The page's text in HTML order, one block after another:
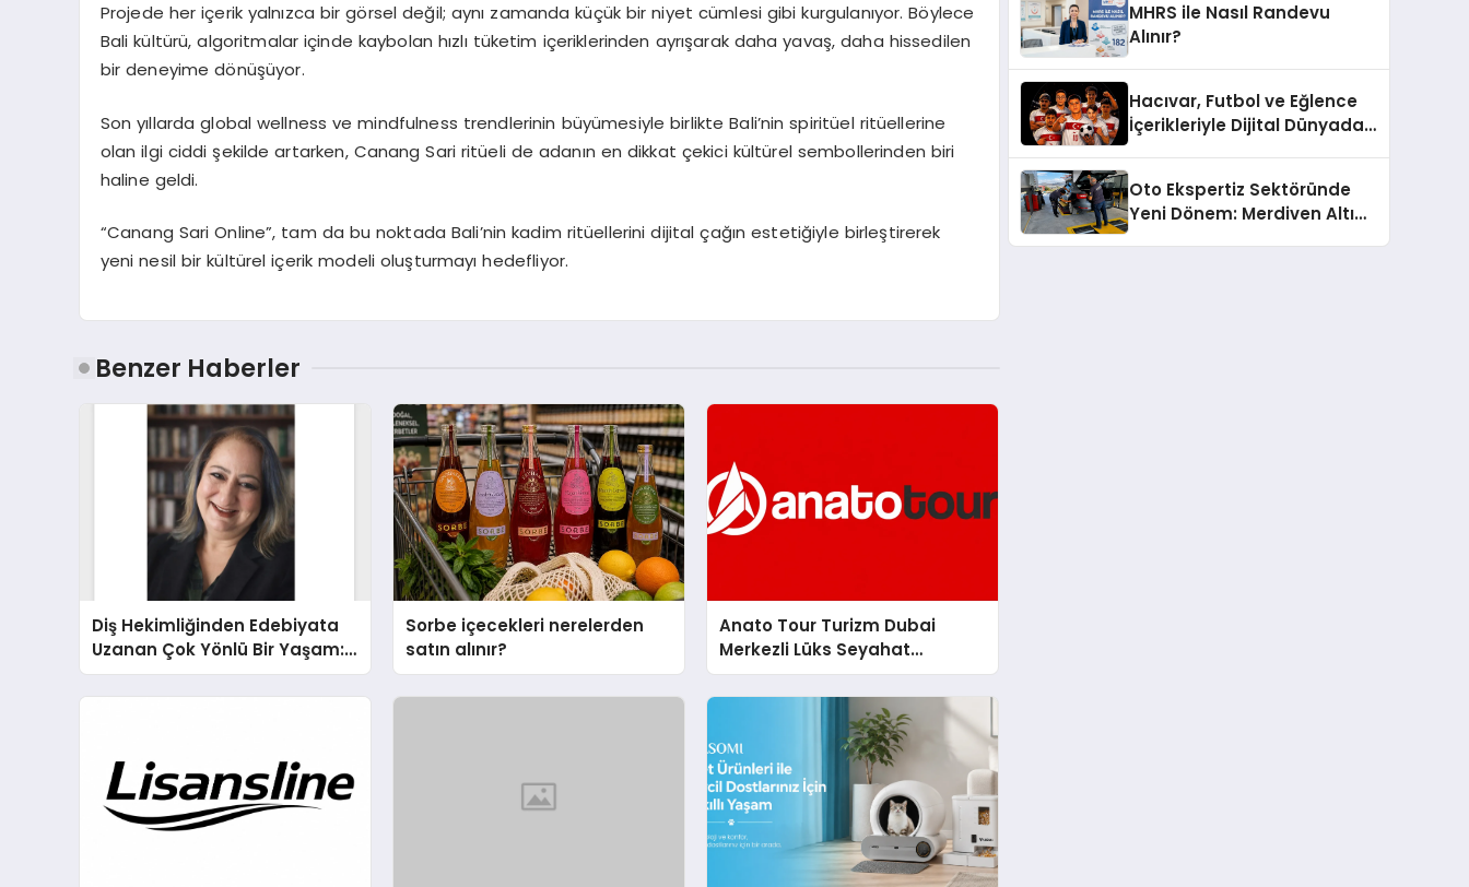
Projede her içerik yalnızca bir görsel değil; aynı zamanda küçük bir niyet cümlesi gibi kurgulanıyor. Böylece
Bali kültürü, algoritmalar içinde kaybolan hızlı tüketim içeriklerinden ayrışarak daha yavaş, daha hissedilen
bir deneyime dönüşüyor.
Son yıllarda global wellness ve mindfulness trendlerinin büyümesiyle birlikte Bali’nin spiritüel ritüellerine
olan ilgi ciddi şekilde artarken, Canang Sari ritüeli de adanın en dikkat çekici kültürel sembollerinden biri
haline geldi.
“Canang Sari Online”, tam da bu noktada Bali’nin kadim ritüellerini dijital çağın estetiğiyle birleştirerek
yeni nesil bir kültürel içerik modeli oluşturmayı hedefliyor.
Benzer Haberler
Diş Hekimliğinden Edebiyata
Uzanan Çok Yönlü Bir Yaşam:
Yeşim Şahin Yaman
Sorbe içecekleri nerelerden
satın alınır?
Anato Tour Turizm Dubai
Merkezli Lüks Seyahat
Hizmetleriyle Küresel
Turizmde Öne Çıkıyor
Platformlarından Biri Oldu
MHRS ile Nasıl Randevu
Alınır?
Hacıvar, Futbol ve Eğlence
İçerikleriyle Dijital Dünyada
Oto Ekspertiz Sektöründe
Yeni Dönem: Merdiven Altı